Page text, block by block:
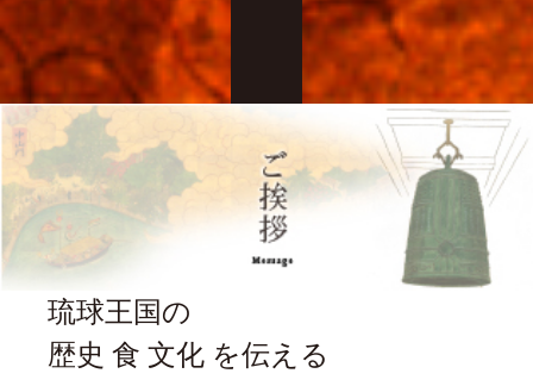
琉球王国の
歴史 食 文化 を伝える